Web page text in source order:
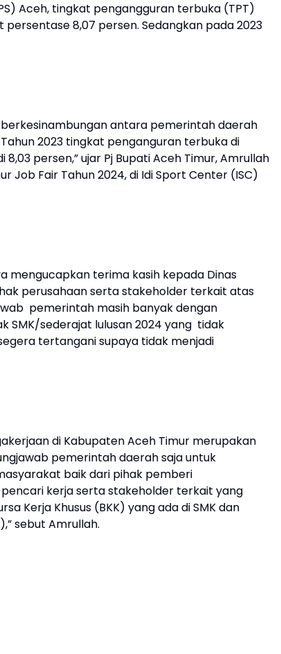
Aceh, tingkat pengangguran terbuka (TPT)
8,07 persen. Sedangkan pada 2023
antara pemerintah daerah
2023 tingkat penganguran terbuka di
persen,” ujar Pj Bupati Aceh Timur, Amrullah
Job Fair Tahun 2024, di Idi Sport Center (ISC)
mengucapkan terima kasih kepada Dinas
perusahaan serta stakeholder terkait atas
pemerintah masih banyak dengan
SMK/sederajat lulusan 2024 yang tidak
tertangani supaya tidak menjadi
di Kabupaten Aceh Timur merupakan
pemerintah daerah saja untuk
baik dari pihak pemberi
kerja serta stakeholder terkait yang
Kerja Khusus (BKK) yang ada di SMK dan
sebut Amrullah.